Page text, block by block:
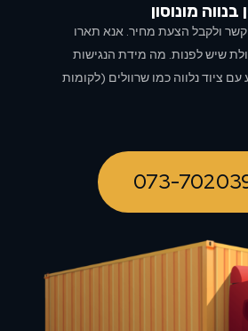
בנווה מונוסון
קשר ולקבל הצעת מחיר. אנא תארו
שיש לפנות. מה מידת הנגישות
ציוד נלווה כמו שרוולים (לקומות
073-